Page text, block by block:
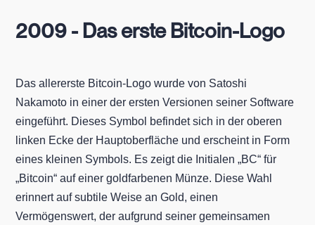
2009 - Das erste Bitcoin-Logo
Das allererste Bitcoin-Logo wurde von Satoshi
Nakamoto in einer der ersten Versionen seiner Software
eingeführt. Dieses Symbol befindet sich in der oberen
linken Ecke der Hauptoberfläche und erscheint in Form
eines kleinen Symbols. Es zeigt die Initialen „BC“ für
„Bitcoin“ auf einer goldfarbenen Münze. Diese Wahl
erinnert auf subtile Weise an Gold, einen
Vermögenswert, der aufgrund seiner gemeinsamen